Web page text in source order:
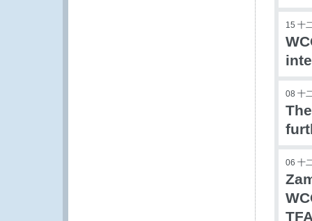
15 十
08 十
06 十